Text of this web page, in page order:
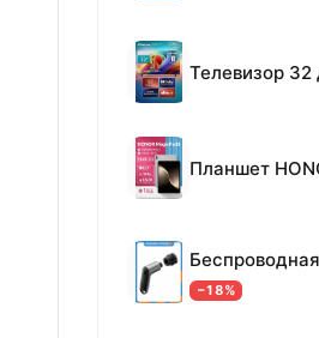
Телевизор
−18%